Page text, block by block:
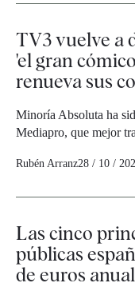
TV3 vuelve a
'el gran
renueva sus
Minoría Absoluta ha
Mediapro, que mejor
Rubén Arranz28 / 10 /
Las cinco
públicas
de euros